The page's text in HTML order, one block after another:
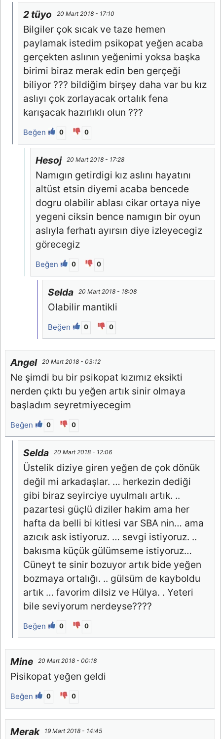
2 tüyo 20 Mart 2018 - 17:10
Bilgiler çok sıcak ve taze hemen
paylamak istedim psikopat yeğen acaba
gerçekten aslının yeğenimi yoksa başka
birimi biraz merak edin ben gerçeği
biliyor ??? bildiğim birşey daha var bu kız
aslıyı çok zorlayacak ortalık fena
karışacak hazırlıklı olun ???
Beğen 0 0
Hesoj 20 Mart 2018 - 17:28
Namıgın getirdigi kız aslını hayatını
altüst etsin diyemi acaba bencede
dogru olabilir ablası cikar ortaya niye
yegeni ciksin bence namıgın bir oyun
aslıyla ferhatı ayırsın diye izleyecegiz
görecegiz
Beğen 0 0
Selda 20 Mart 2018 - 18:08
Olabilir mantikli
Beğen 0 0
Angel 20 Mart 2018 - 03:12
Ne şimdi bu bir psikopat kızımız eksikti
nerden çıktı bu yeğen artık sinir olmaya
başladım seyretmiyecegim
Beğen 0 0
Selda 20 Mart 2018 - 12:06
Üstelik diziye giren yeğen de çok dönük
değil mi arkadaşlar. … herkezin dediği
gibi biraz seyirciye uyulmalı artık. ..
pazartesi güçlü diziler hakim ama her
hafta da belli bi kitlesi var SBA nin… ama
azıcık ask istiyoruz. … sevgi istiyoruz. ..
bakısma küçük gülümseme istiyoruz…
Cüneyt te sinir bozuyor artık bide yeğen
bozmaya ortalığı. .. gülsüm de kayboldu
artık … favorim dilsiz ve Hülya. . Yeteri
bile seviyorum nerdeyse????
Beğen 0 0
Mine 20 Mart 2018 - 00:18
Pisikopat yeğen geldi
Beğen 0 0
Merak 19 Mart 2018 - 14:45